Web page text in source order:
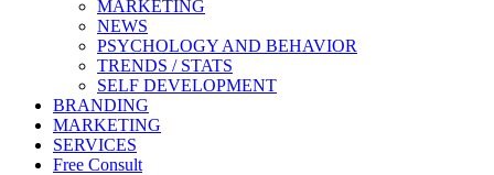
MARKETING
NEWS
PSYCHOLOGY AND BEHAVIOR
TRENDS / STATS
SELF DEVELOPMENT
BRANDING
MARKETING
SERVICES
Free Consult